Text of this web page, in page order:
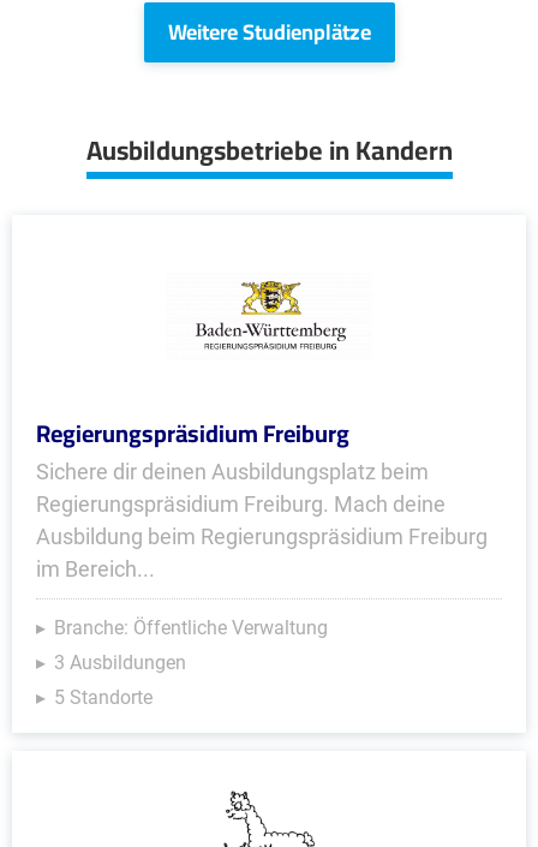
Weitere Studienplätze
Ausbildungsbetriebe in Kandern
Regierungspräsidium Freiburg
Sichere dir deinen Ausbildungsplatz beim
Regierungspräsidium Freiburg. Mach deine
Ausbildung beim Regierungspräsidium Freiburg
im Bereich...
Branche: Öffentliche Verwaltung
3 Ausbildungen
5 Standorte